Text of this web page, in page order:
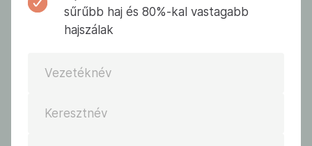
sűrűbb haj és 80%-kal vastagabb
hajszálak
Vezetéknév
Keresztnév